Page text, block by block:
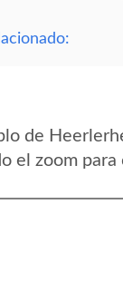
de
el zoom para